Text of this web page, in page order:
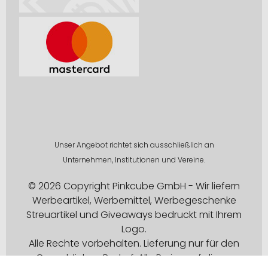
Unser Angebot richtet sich ausschließlich an
Unternehmen, Institutionen und Vereine.
© 2026 Copyright Pinkcube GmbH - Wir liefern
Werbeartikel, Werbemittel, Werbegeschenke
Streuartikel und Giveaways bedruckt mit Ihrem
Logo.
Alle Rechte vorbehalten. Lieferung nur für den